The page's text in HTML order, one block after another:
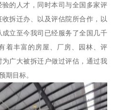
的人才，同时本司与全国多家评
拆迁办、以及评估院所合作，以
立至今我司已经服务了全国几千
着丰富的房屋、厂房、园林、评
广大被拆迁户做过评估，通过我
期目标。